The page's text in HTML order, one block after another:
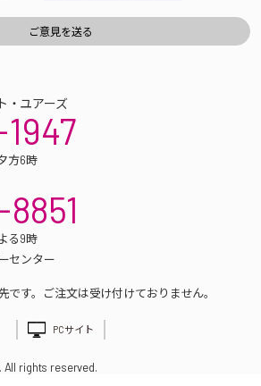
・ユアーズ
方6時
る9時
センター
す。ご注文は受け付けておりません。
PCサイト
All rights reserved.